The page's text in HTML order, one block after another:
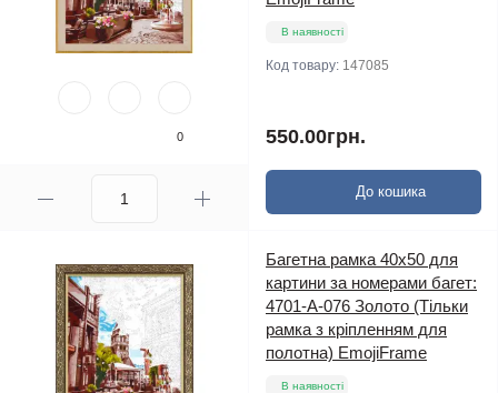
0
В наявності
Код товару: 147085
550.00грн.
До кошика
Багетна рамка 40х50 для
картини за номерами багет:
4701-A-076 Золото (Тільки
рамка з кріпленням для
полотна) EmojiFrame
В наявності